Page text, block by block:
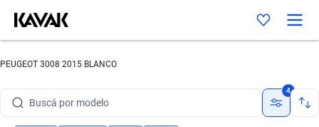
PEUGEOT 3008 2015 BLANCO
Buscá por modelo
4